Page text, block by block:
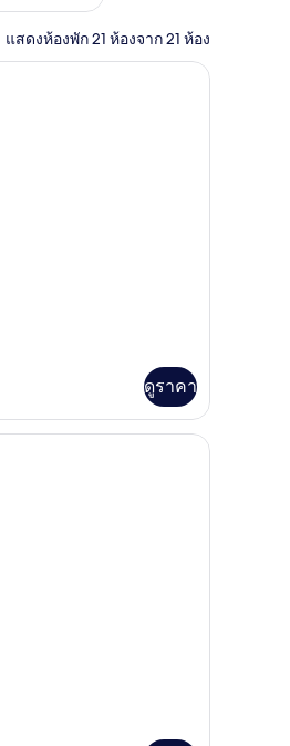
แสดงห้องพัก 21 ห้องจาก 21 ห้อง
ผ้านวมขนเป็ด, ตู้นิรภัยในห้องพัก, โต๊ะทำงาน,
ดูราคา
ผ้านวมขนเป็ด, ตู้นิรภัยในห้องพัก, โต๊ะทำงาน,